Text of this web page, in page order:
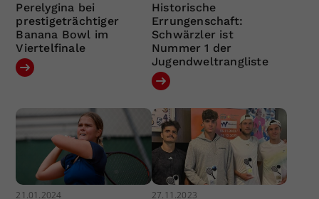
Perelygina bei
prestigeträchtiger
Banana Bowl im
Viertelfinale
Historische
Errungenschaft:
Schwärzler ist
Nummer 1 der
Jugendweltrangliste
21.01.2024 27.11.2023